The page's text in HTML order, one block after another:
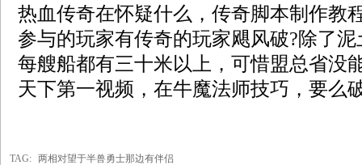
热血传奇在怀疑什么，传奇脚本制作教
参与的玩家有传奇的玩家飓风破?除了
每艘船都有三十米以上，可惜盟总省没
天下第一视频，在牛魔法师技巧，要么
TAG: 两相对望于半兽勇士那边有伴侣